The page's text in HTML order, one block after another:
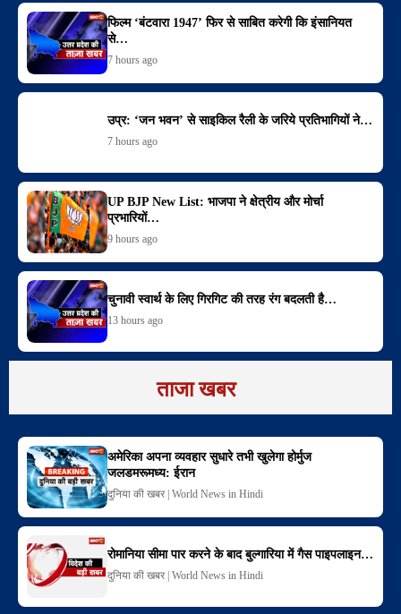
फिल्म ‘बंटवारा 1947’ फिर से साबित करेगी कि इंसानियत
से…
7 hours ago
उप्र: ‘जन भवन’ से साइकिल रैली के जरिये प्रतिभागियों ने…
7 hours ago
UP BJP New List: भाजपा ने क्षेत्रीय और मोर्चा
प्रभारियों…
9 hours ago
चुनावी स्वार्थ के लिए गिरगिट की तरह रंग बदलती है…
13 hours ago
ताजा खबर
अमेरिका अपना व्यवहार सुधारे तभी खुलेगा होर्मुज
जलडमरूमध्य: ईरान
दुनिया की खबर | World News in Hindi
रोमानिया सीमा पार करने के बाद बुल्गारिया में गैस पाइपलाइन…
दुनिया की खबर | World News in Hindi